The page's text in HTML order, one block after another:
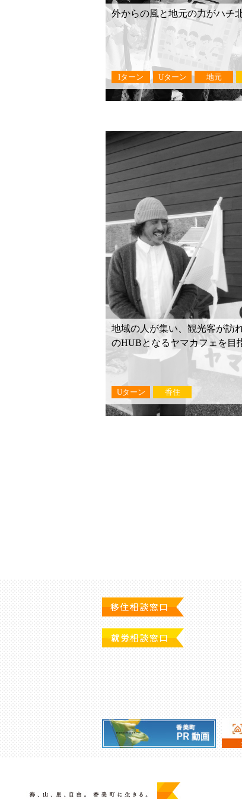
外からの風と地元の力がハチ
Iターン Uターン 地元
地域の人が集い、観光客が訪
のHUBとなるヤマカフェを目
Uターン 香住
ジ
送
り